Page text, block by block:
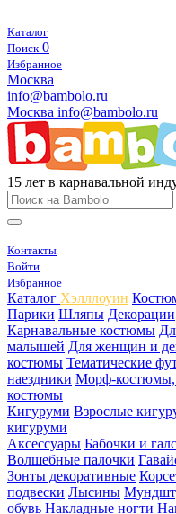
Каталог
Поиск 0
Избранное
Москва
info@bambolo.ru
Москва info@bambolo.ru
15 лет в карнавальной
Контакты
Войти
Избранное
Каталог Хэлллоуин
Парики Шляпы Декорации
Карнавальные костюмы
малышей Для женщин и
костюмы Тематические
наездники Морф-костюмы,
костюмы
Кигуруми Взрослые
кигуруми
Аксессуары Бабочки и
Волшебные палочки
Зонты декоративные
подвески Лысины
обувь Накладные ногти